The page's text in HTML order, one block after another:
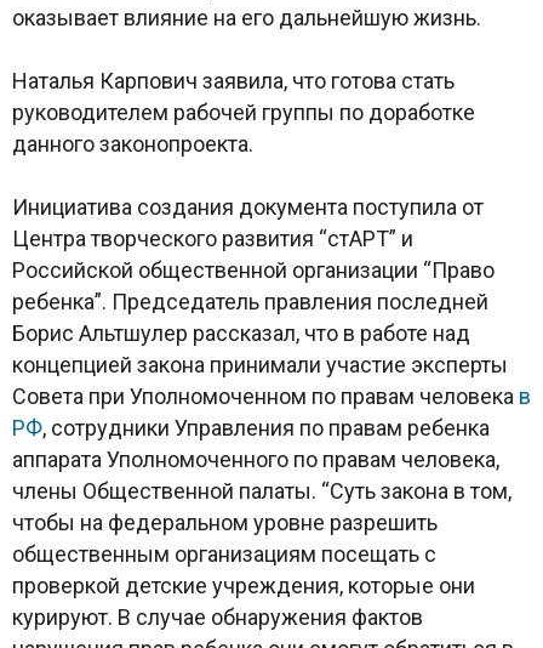
оказывает влияние на его дальнейшую жизнь.
Наталья Карпович заявила, что готова стать
руководителем рабочей группы по доработке
данного законопроекта.
Инициатива создания документа поступила от
Центра творческого развития “стАРТ” и
Российской общественной организации “Право
ребенка”. Председатель правления последней
Борис Альтшулер рассказал, что в работе над
концепцией закона принимали участие эксперты
Совета при Уполномоченном по правам человека в
РФ, сотрудники Управления по правам ребенка
аппарата Уполномоченного по правам человека,
члены Общественной палаты. “Суть закона в том,
чтобы на федеральном уровне разрешить
общественным организациям посещать с
проверкой детские учреждения, которые они
курируют. В случае обнаружения фактов